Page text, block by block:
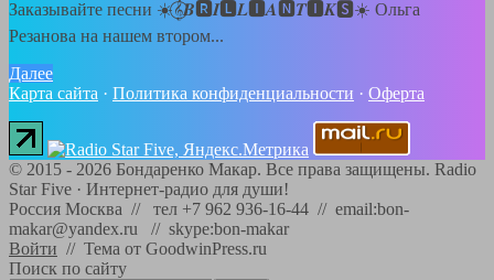
Заказывайте песни ☀️𝄞⃝𝑩🆁𝑰🅻𝑳🅸𝑨🅽𝑻🅸𝑲🆂☀️ Ольга
Резанова на нашем втором...
Далее
Карта сайта · Политика конфиденциальности · Оферта
© 2015 - 2026 Бондаренко Макар. Все права защищены. Radio
Star Five · Интернет-радио для души!
Россия Москва // тел +7 962 936-16-44 // email:bon-
makar@yandex.ru // skype:bon-makar
Войти // Тема от GoodwinPress.ru
Поиск по сайту